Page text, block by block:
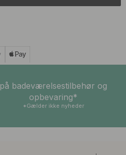
på badeværelsestilbehør og
opbevaring*
*Gælder ikke nyheder